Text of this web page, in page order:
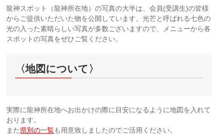
龍神スポット（龍神所在地）の写真の大半は、会員(受講生)の皆様
からご提供いただいた物を公開しています。光芒と呼ばれる七色の
光の入った素晴らしい写真が多数ございますので、メニューから各
スポットの写真をぜひご覧ください。
〈地図について〉
実際に龍神所在地へお出かけの際に目安になるように地図を入れて
おります。
また県別の一覧も用意致しましたのでご活用ください。